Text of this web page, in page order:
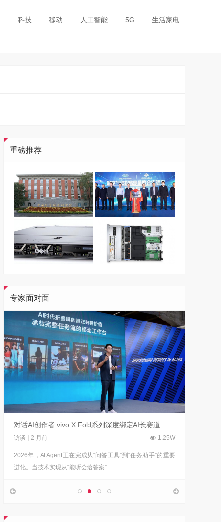
科技 移动 人工智能 5G 生活家电
重磅推荐
专家面对面
对话AI创作者 vivo X Fold系列深度绑定AI长赛道
访谈 2 月前 1.25W
2026年，AI Agent正在完成从“问答工具”到“任务助手”的重要
进化。当技术实现从“能听会给答案”…